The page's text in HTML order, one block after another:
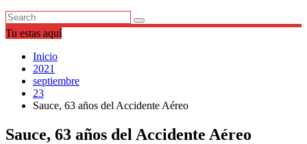
Tu estas aquí
Inicio
2021
septiembre
23
Sauce, 63 años del Accidente Aéreo
Sauce, 63 años del Accidente Aéreo